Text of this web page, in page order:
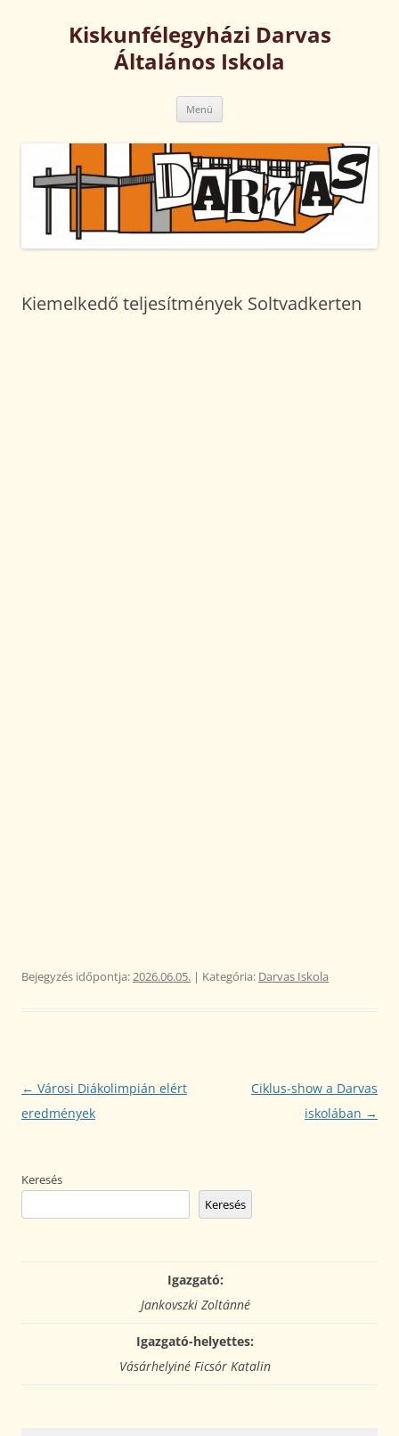
tartalombaKiskunfélegyházi Darvas
Általános Iskola
Menü
Kiemelkedő teljesítmények Soltvadkerten
Bejegyzés időpontja:2026.06.05. | Kategória: Darvas Iskola
Bejegyzés
navigáció
← Városi Diákolimpián elért
eredmények
Ciklus-show a Darvas
iskolában →
Keresés
Keresés
Igazgató:
Jankovszki Zoltánné
Igazgató-helyettes:
Vásárhelyiné Ficsór Katalin